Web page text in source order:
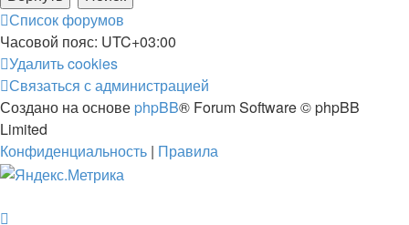
Список форумов
Часовой пояс: UTC+03:00
Удалить cookies
Связаться с администрацией
Создано на основе phpBB® Forum Software © phpBB
Limited
Конфиденциальность | Правила